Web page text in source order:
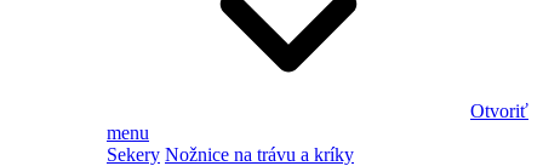
Otvoriť
menu
Sekery Nožnice na trávu a kríky